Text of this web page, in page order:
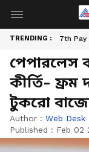
TRENDING : 7th Pay
পেপারলেস
কীর্তি-
টুকরো
Author : Web Desk
Published : Feb 02